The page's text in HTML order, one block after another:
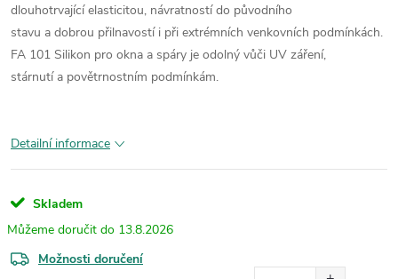
dlouhotrvajícíelasticitou, návratností do původního
stavu a dobrou přilnavostí i při extrémních venkovních podmínkách.
FA 101 Silikon pro okna a spáry je odolný vůči UV záření,
stárnutí a povětrnostním podmínkám.
Detailní informace
Skladem
13.8.2026
Možnosti doručení